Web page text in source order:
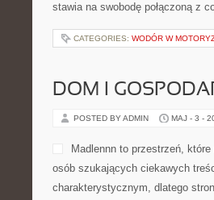
stawia na swobodę połączoną z
CATEGORIES: WODÓR W
DOM I
POSTED BY ADMIN MAJ - 3 -
Madlennn to przestrzeń,
osób szukających ciekawych
charakterystycznym, dlatego